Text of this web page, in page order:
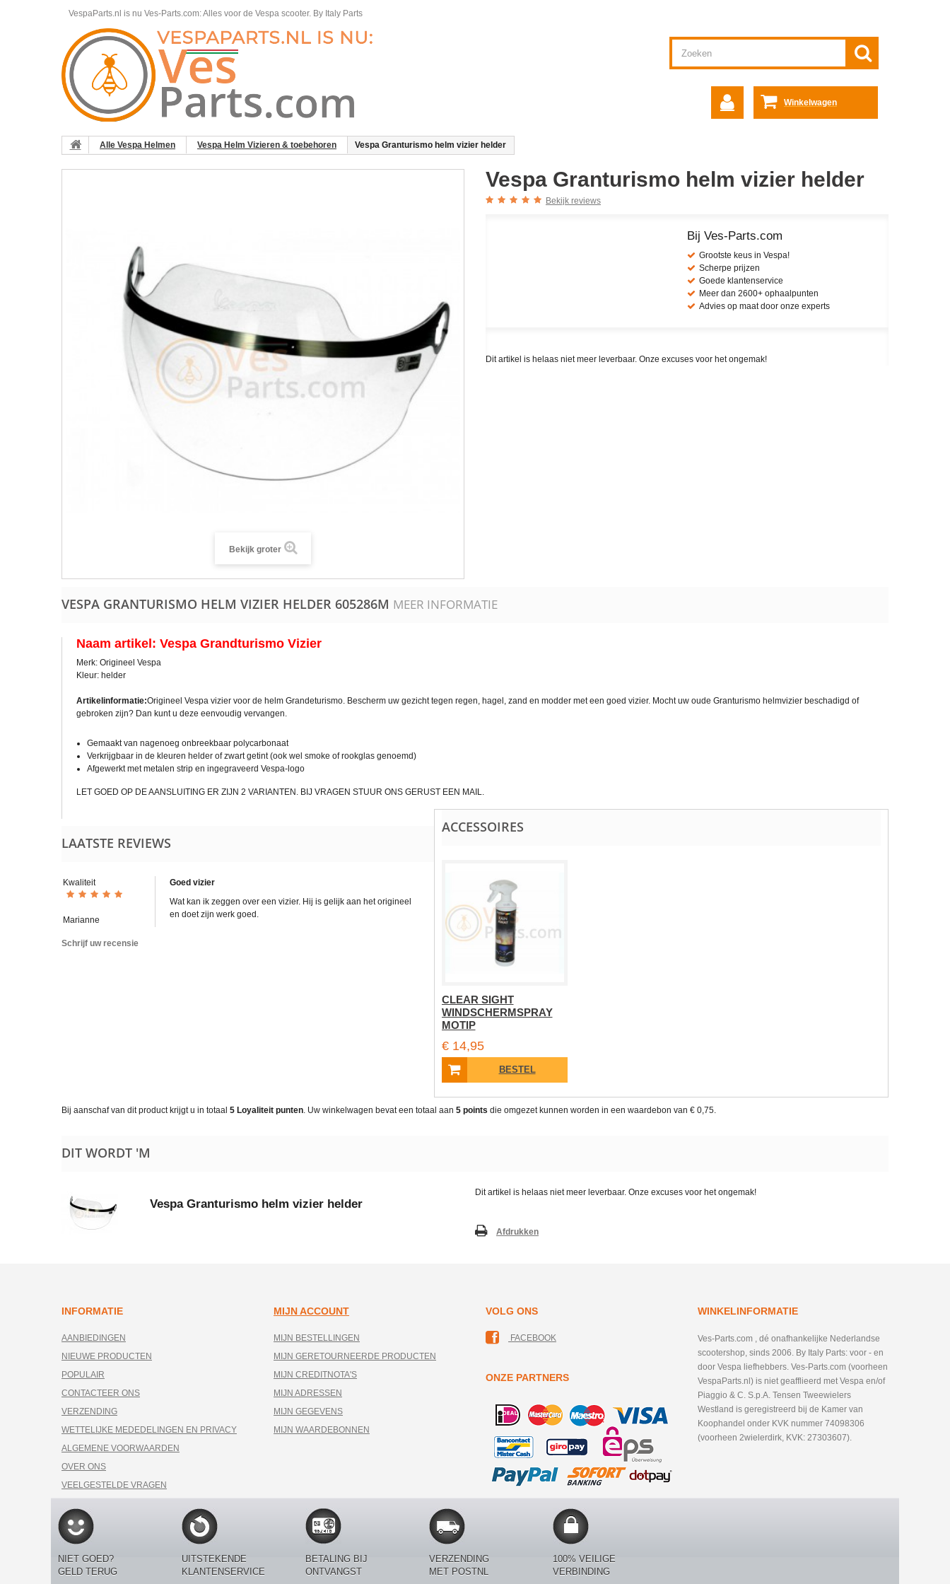
VespaParts.nl is nu Ves-Parts.com: Alles voor de Vespa scooter. By Italy Parts
Winkelwagen
Alle Vespa Helmen Vespa Helm Vizieren & toebehoren Vespa Granturismo helm vizier helder
Bekijk groter
Vespa Granturismo helm vizier helder
Bekijk reviews
Bij Ves-Parts.com
Grootste keus in Vespa!
Scherpe prijzen
Goede klantenservice
Meer dan 2600+ ophaalpunten
Advies op maat door onze experts
Dit artikel is helaas niet meer leverbaar. Onze excuses voor het ongemak!
VESPA GRANTURISMO HELM VIZIER HELDER 605286M MEER INFORMATIE
Naam artikel: Vespa Grandturismo Vizier
Merk: Origineel Vespa
Kleur: helder
Artikelinformatie:Origineel Vespa vizier voor de helm Grandeturismo. Bescherm uw gezicht tegen regen, hagel, zand en modder met een goed vizier. Mocht uw oude Granturismo helmvizier beschadigd of
gebroken zijn? Dan kunt u deze eenvoudig vervangen.
Gemaakt van nagenoeg onbreekbaar polycarbonaat
Verkrijgbaar in de kleuren helder of zwart getint (ook wel smoke of rookglas genoemd)
Afgewerkt met metalen strip en ingegraveerd Vespa-logo
LET GOED OP DE AANSLUITING ER ZIJN 2 VARIANTEN. BIJ VRAGEN STUUR ONS GERUST EEN MAIL.
LAATSTE REVIEWS
Kwaliteit
Marianne
Goed vizier
Wat kan ik zeggen over een vizier. Hij is gelijk aan het origineel
en doet zijn werk goed.
Schrijf uw recensie
ACCESSOIRES
CLEAR SIGHT
WINDSCHERMSPRAY
MOTIP
€ 14,95
BESTEL
Bij aanschaf van dit product krijgt u in totaal 5 Loyaliteit punten. Uw winkelwagen bevat een totaal aan 5 points die omgezet kunnen worden in een waardebon van € 0,75.
DIT WORDT 'M
Vespa Granturismo helm vizier helder
Dit artikel is helaas niet meer leverbaar. Onze excuses voor het ongemak!
Afdrukken
INFORMATIE
AANBIEDINGEN
NIEUWE PRODUCTEN
POPULAIR
CONTACTEER ONS
VERZENDING
WETTELIJKE MEDEDELINGEN EN PRIVACY
ALGEMENE VOORWAARDEN
OVER ONS
VEELGESTELDE VRAGEN
MIJN ACCOUNT
MIJN BESTELLINGEN
MIJN GERETOURNEERDE PRODUCTEN
MIJN CREDITNOTA'S
MIJN ADRESSEN
MIJN GEGEVENS
MIJN WAARDEBONNEN
VOLG ONS
FACEBOOK
ONZE PARTNERS
WINKELINFORMATIE
Ves-Parts.com , dé onafhankelijke Nederlandse
scootershop, sinds 2006. By Italy Parts: voor - en
door Vespa liefhebbers. Ves-Parts.com (voorheen
VespaParts.nl) is niet geafflieerd met Vespa en/of
Piaggio & C. S.p.A. Tensen Tweewielers
Westland is geregistreerd bij de Kamer van
Koophandel onder KVK nummer 74098306
(voorheen 2wielerdirk, KVK: 27303607).
NIET GOED?
GELD TERUG
UITSTEKENDE
KLANTENSERVICE
BETALING BIJ
ONTVANGST
VERZENDING
MET POSTNL
100% VEILIGE
VERBINDING